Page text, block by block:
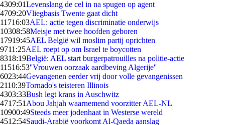
4309:01Levenslang de cel in na spugen op agent
4709:20Vliegbasis Twente gaat dicht
11716:03AEL: actie tegen discriminatie onderwijs
10308:58Meisje met twee hoofden geboren
17919:45AEL België wil moslim partij oprichten
9711:25AEL roept op om Israel te boycotten
8318:19België: AEL start burgerpatrouilles na politie-actie
11516:53''Vrouwen oorzaak aardbeving Algerije''
6023:44Gevangenen eerder vrij door volle gevangenissen
2110:39Tornado's teisteren Illinois
4303:33Bush legt krans in Auschwitz
4717:51 Abou Jahjah waarnemend voorzitter AEL-NL
10900:49Steeds meer jodenhaat in Westerse wereld
4512:54Saudi-Arabië voorkomt Al-Qaeda aanslag